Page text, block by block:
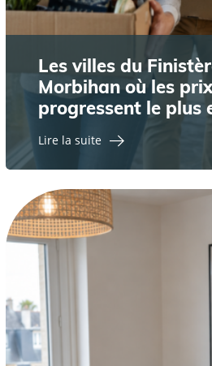
Les villes du
Morbihan où les
progressent le plus
Lire la suite